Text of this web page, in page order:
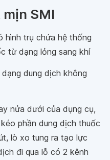
SMI
hình trụ chứa hệ thống
từ dạng lỏng sang khí
dung dịch không
nửa dưới của dụng cụ,
phần dung dịch thuốc
lò xo tung ra tạo lực
đi qua lỗ có 2 kênh